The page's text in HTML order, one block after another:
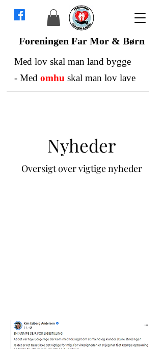
Foreningen Far Mor & Børn
Med lov skal man land bygge
- Med omhu skal man lov lave
Nyheder
Oversigt over vigtige nyheder